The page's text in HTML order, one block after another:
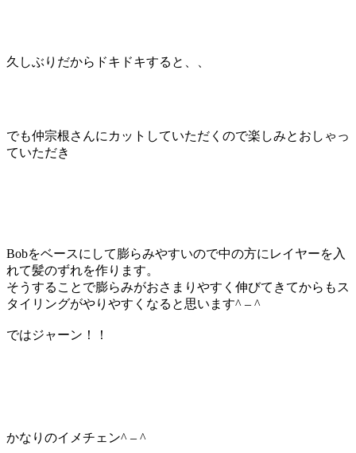
久しぶりだからドキドキすると、、
でも仲宗根さんにカットしていただくので楽しみとおしゃっ
ていただき
Bobをベースにして膨らみやすいので中の方にレイヤーを入
れて髪のずれを作ります。
そうすることで膨らみがおさまりやすく伸びてきてからもス
タイリングがやりやすくなると思います^ – ^
ではジャーン！！
かなりのイメチェン^ – ^